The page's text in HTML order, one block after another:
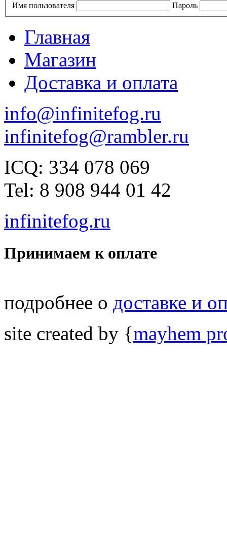
Имя пользователя
Пароль
Главная
Магазин
Доставка и оплата
info@infinitefog.ru
infinitefog@rambler.ru
ICQ: 334 078 069
Tel: 8 908 944 01 42
infinitefog.ru
Принимаем к оплате
подробнее о доставке и
site created by {mayhem